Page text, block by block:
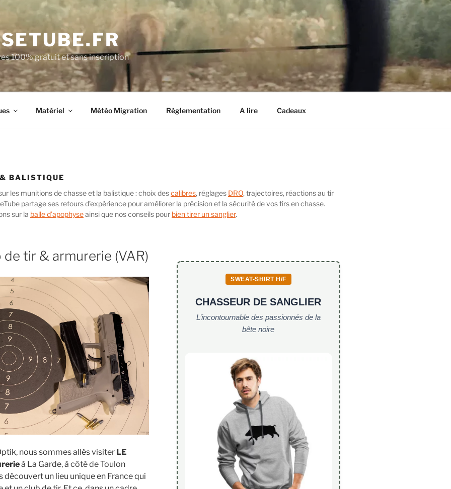
100% gratuit et sans inscription
Matériel Météo Migration Réglementation A lire Cadeaux
BALISTIQUE
les munitions de chasse et la balistique : choix descalibres, réglages DRO, trajectoires, réactions au tir
partage ses retours d’expérience pour améliorer la précision et la sécurité de vos tirs en chasse.
sur la balle d’apophyseainsi que nos conseils pour bien tirer un sanglier.
de tir & armurerie (VAR)
nous sommes allés visiter LE
à La Garde, à côté de Toulon
découvert un lieu unique en France qui
SWEAT-SHIRT H/F
CHASSEUR DE SANGLIER
L’incontournable des passionnés de la
bête noire